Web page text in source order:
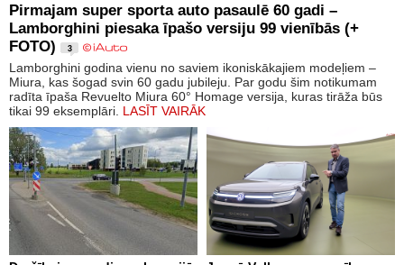
Pirmajam super sporta auto pasaulē 60 gadi –
Lamborghini piesaka īpašo versiju 99 vienībās (+
FOTO)
3
Lamborghini godina vienu no saviem ikoniskākajiem modeļiem –
Miura, kas šogad svin 60 gadu jubileju. Par godu šim notikumam
radīta īpaša Revuelto Miura 60° Homage versija, kuras tirāža būs
tikai 99 eksemplāri. LASĪT VAIRĀK